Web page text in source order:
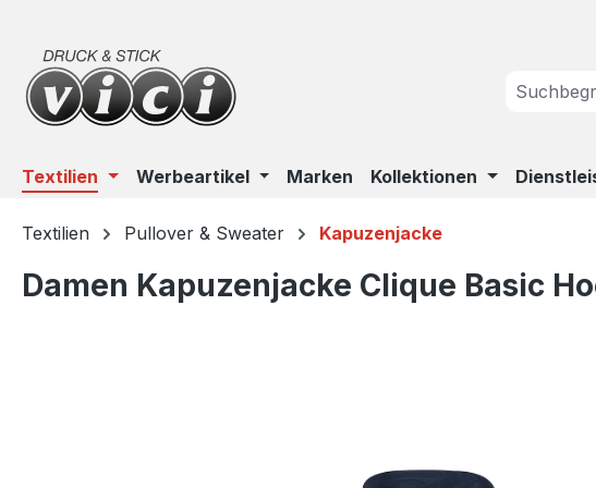
Textilien Werbeartikel Marken Kollektionen
Textilien Pullover & Sweater Kapuzenjacke
Damen Kapuzenjacke Clique Basic